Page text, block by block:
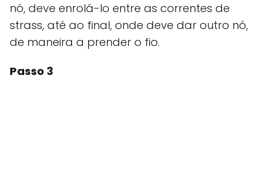
nó, deve enrolá-lo entre as correntes de
strass, até ao final, onde deve dar outro nó,
de maneira a prender o fio.
Passo 3